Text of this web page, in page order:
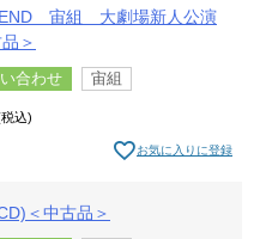
宙組 大劇場新人公演
＞
合わせ 宙組
税込
お気に入りに登録
＜中古品＞